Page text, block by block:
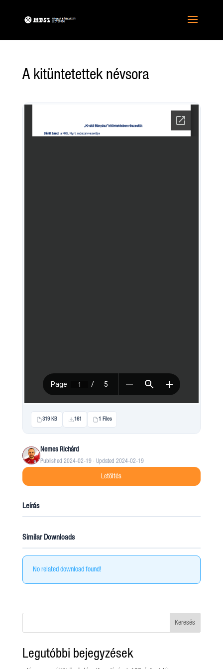
A kitüntetettek névsora
319 KB 161 1 Files
Nemes Richárd
Published 2024-02-19 · Updated 2024-02-19
Letöltés
Leírás
Similar Downloads
No related download found!
Keresés
Legutóbbi bejegyzések